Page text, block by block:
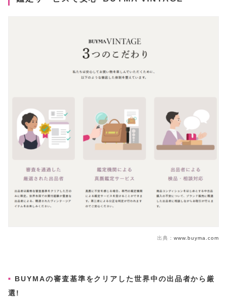
出典： www.buyma.com
BUYMAの審査基準をクリアした世界中の出品者から厳
選!